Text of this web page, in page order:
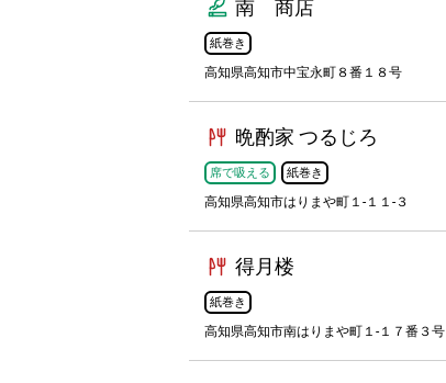
南 商店
紙巻き
高知県高知市中宝永町８番１８号
晩酌家 つるじろ
席で吸える 紙巻き
高知県高知市はりまや町１-１１-３
得月楼
紙巻き
高知県高知市南はりまや町１-１７番３号